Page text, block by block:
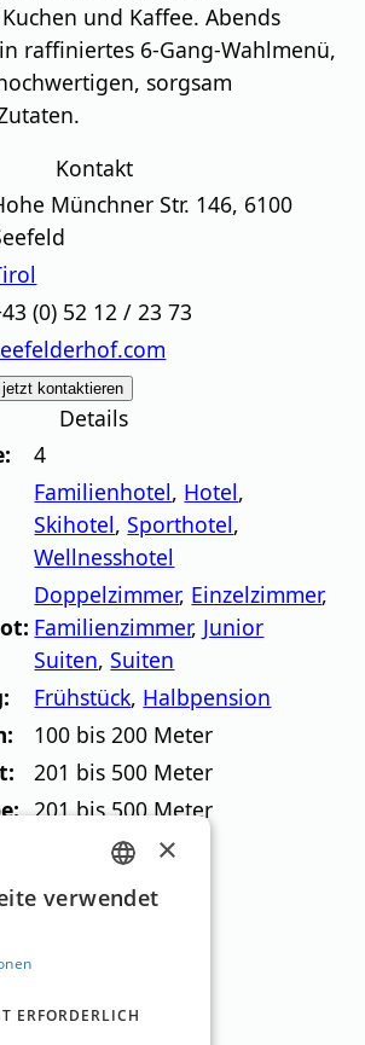
und Kaffee. Abends
raffiniertes 6-Gang-Wahlmenü,
sorgsam
Kontakt
Münchner Str. 146, 6100
(0) 52 12 / 23 73
jetzt kontaktieren
Details
4
Familienhotel, Hotel,
Skihotel,Sporthotel,
Wellnesshotel
Doppelzimmer, Einzelzimmer,
Familienzimmer, Junior
Suiten,Suiten
Frühstück, Halbpension
100 bis 200 Meter
201 bis 500 Meter
201 bis 500 Meter
in der
GERMAN
×
verwendet
ERFORDERLICH